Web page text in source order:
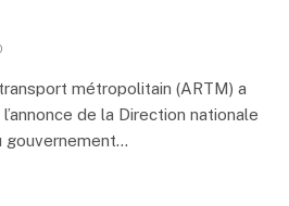
métropolitain (ARTM) a
de la Direction nationale
gouvernement…